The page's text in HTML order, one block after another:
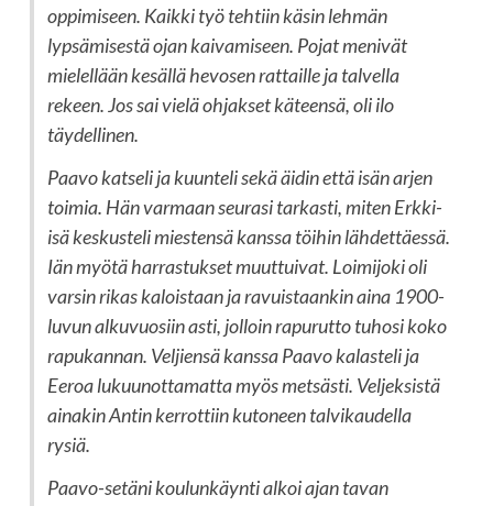
oppimiseen. Kaikki työ tehtiin käsin lehmän
lypsämisestä ojan kaivamiseen. Pojat menivät
mielellään kesällä hevosen rattaille ja talvella
rekeen. Jos sai vielä ohjakset käteensä, oli ilo
täydellinen.
Paavo katseli ja kuunteli sekä äidin että isän arjen
toimia. Hän varmaan seurasi tarkasti, miten Erkki-
isä keskusteli miestensä kanssa töihin lähdettäessä.
Iän myötä harrastukset muuttuivat. Loimijoki oli
varsin rikas kaloistaan ja ravuistaankin aina 1900-
luvun alkuvuosiin asti, jolloin rapurutto tuhosi koko
rapukannan. Veljiensä kanssa Paavo kalasteli ja
Eeroa lukuunottamatta myös metsästi. Veljeksistä
ainakin Antin kerrottiin kutoneen talvikaudella
rysiä.
Paavo-setäni koulunkäynti alkoi ajan tavan